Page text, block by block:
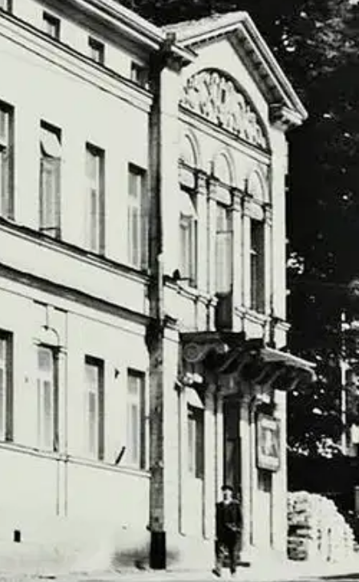
osassa on esitelty Aurajoen länsipuolen puretut talot. Uusin
4 esittelee noin sadan tontin puretut rakennukset.Kirjan
lähellä sekä vanha kauppahalli Hämeen- ja Uudenmaankadun
ja 1960-lukujen purkuaalto kohteli itäisen Turun kortteleita
idyllisestä puutalokaupungista on vaikea tunnistaa Turusta